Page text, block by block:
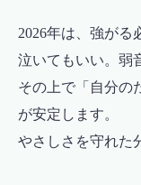
2026年は、強がる
泣いてもいい。弱
その上で「自分の
が安定します。
やさしさを守れた